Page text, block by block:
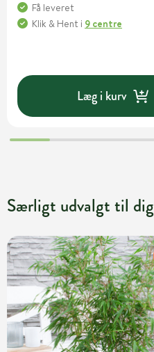
Få leveret
Klik & Hent i 9 centre
Læg i kurv
Særligt udvalgt til dig